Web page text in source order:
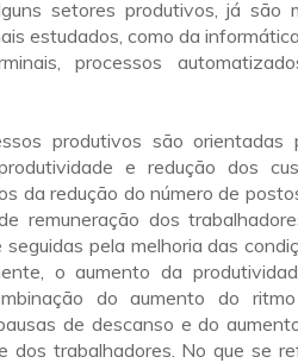
setores produtivos, já são
estudados, como da
processos
produtivos são orientadas
e redução dos
da redução do número de
remuneração dos
pela melhoria das
o aumento da
do aumento do
de descanso e do
dos trabalhadores. No que se